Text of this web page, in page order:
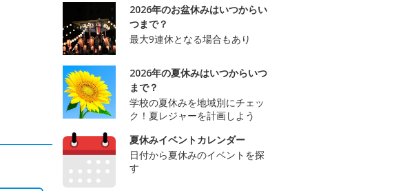
2026年のお盆休みはいつからい
つまで？
最大9連休となる場合もあり
2026年の夏休みはいつからいつ
まで？
学校の夏休みを地域別にチェッ
ク！夏レジャーを計画しよう
夏休みイベントカレンダー
日付から夏休みのイベントを探
す